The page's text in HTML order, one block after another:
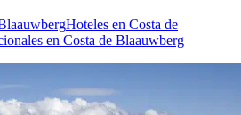
Hoteles en Costa de
en Costa de Blaauwberg